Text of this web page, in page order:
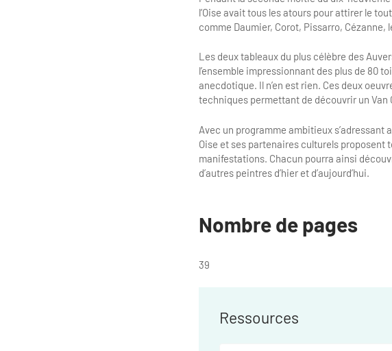
l’Oise avait tous les atours pour attirer le
comme Daumier, Corot, Pissarro, Cézanne,
Les deux tableaux du plus célèbre des
l’ensemble impressionnant des plus de 80
anecdotique. Il n’en est rien. Ces deux
techniques permettant de découvrir un
Avec un programme ambitieux
Oise et ses partenaires culturels proposent
manifestations. Chacun pourra ainsi
d’autres peintres d’hier et d’aujourd’hui.
Nombre de pages
39
Ressources